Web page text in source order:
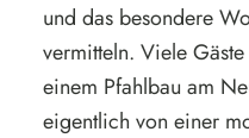
und das besondere
vermitteln. Viele
einem Pfahlbau am
eigentlich von einer